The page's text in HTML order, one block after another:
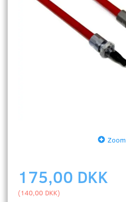
Zoom
175,00 DKK
(140,00 DKK)